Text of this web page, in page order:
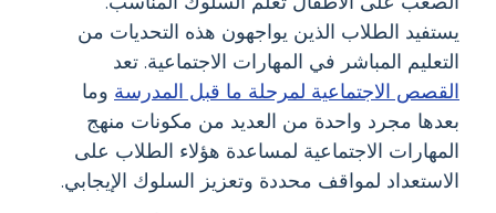
يستفيد الطلاب الذين يواجهون هذه التحديات من
التعليم المباشر في المهارات الاجتماعية. تعد
القصص الاجتماعية لمرحلة ما قبل المدرسة وما
بعدها مجرد واحدة من العديد من مكونات منهج
المهارات الاجتماعية لمساعدة هؤلاء الطلاب على
الاستعداد لمواقف محددة وتعزيز السلوك الإيجابي.